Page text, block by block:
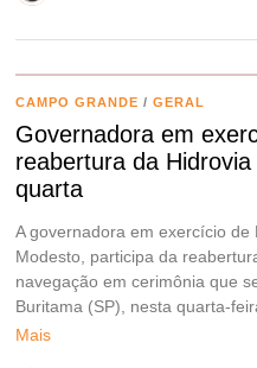
CAMPO GRANDE / GERAL
Governadora em
reabertura da
quarta
A governadora em exercício de
Modesto, participa da
navegação em cerimônia que
Buritama (SP), nesta quarta-
Mais